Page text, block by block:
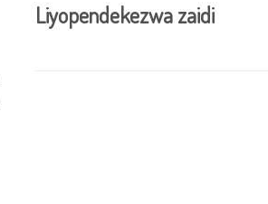
Liyopendekezwa zaidi